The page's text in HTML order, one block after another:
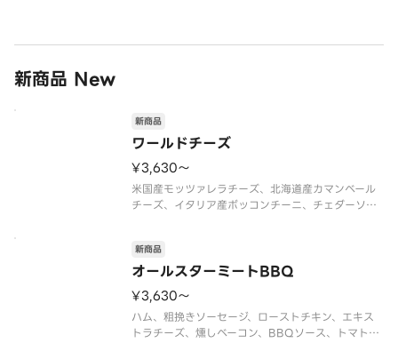
新商品 New
ワールドチーズ
新商品
¥3,630〜
米国産モッツァレラチーズ、北海道産カマンベール
チーズ、イタリア産ボッコンチーニ、チェダーソー
オールスターミートBBQ
新商品
¥3,630〜
ハム、粗挽きソーセージ、ローストチキン、エキス
トラチーズ、燻しベーコン、BBQソース、トマトソ